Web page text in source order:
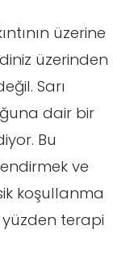
üzerine
üzerinden
Sarı
dair bir
Bu
ve
koşullanma
yüzden terapi